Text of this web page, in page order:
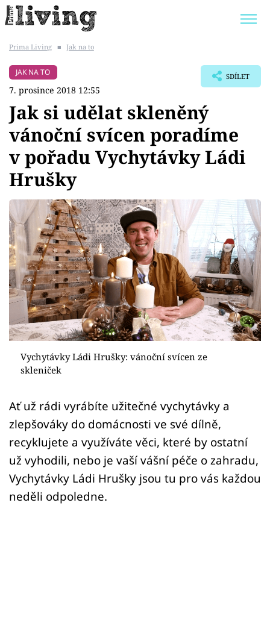
BYDLENÍ SLAVNÝCH
Témata
Bydlení
Zahrada
Design
Sledujte prima+
Přihlášení
Sledujte nás
Prima Living ■ Jak na to
JAK NA TO
7. prosince 2018 12:55
SDÍLET
Jak si udělat skleněný
vánoční svícen poradíme
v pořadu Vychytávky Ládi
Hrušky
Vychytávky Ládi Hrušky: vánoční svícen ze
skleniček
Ať už rádi vyrábíte užitečné vychytávky a
zlepšováky do domácnosti ve své dílně,
recyklujete a využíváte věci, které by ostatní
už vyhodili, nebo je vaší vášní péče o zahradu,
Vychytávky Ládi Hrušky jsou tu pro vás každou
neděli odpoledne.